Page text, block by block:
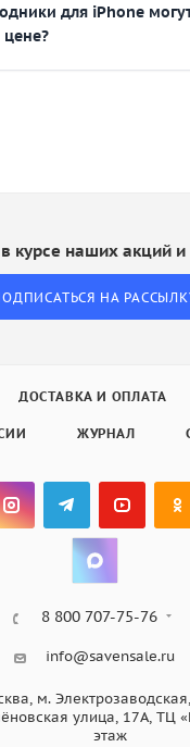
для iPhone
цене?
в курсе наших акций и
НА
ДОСТАВКА И ОПЛАТА
ЖУРНАЛ
8 800 707-75-76
info@savensale.ru
м.
улица, 17А, ТЦ
этаж